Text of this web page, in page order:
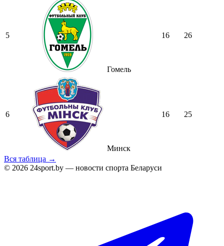
5
Гомель
16 26
6
Минск
16 25
Вся таблица →
© 2026 24sport.by — новости спорта Беларуси